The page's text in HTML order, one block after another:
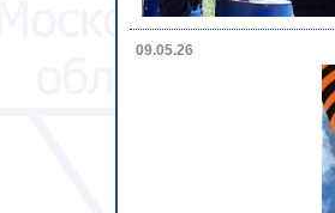
09.05.26